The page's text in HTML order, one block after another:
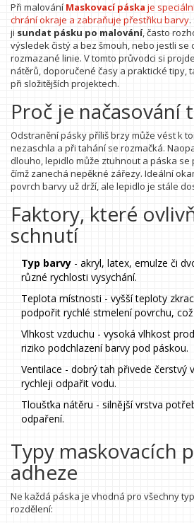
Při malování Maskovací páska je
chrání okraje a zabraňuje přestřiku barvy
ji sundat pásku po malování, často
výsledek čistý a bez šmouh, nebo jestli
rozmazané linie. V tomto průvodci si
nátěrů, doporučené časy a praktické tipy,
při složitějších projektech.
Proč je načasování
Odstranění pásky příliš brzy může vést k
nezaschla a při tahání se rozmačká.
dlouho, lepidlo může ztuhnout a páska
čímž zanechá nepěkné zářezy. Ideální
povrch barvy už drží, ale lepidlo je stále
Faktory, které
schnutí
Typ barvy - akryl, latex, emulze či
různé rychlosti vysychání.
Teplota místnosti - vyšší teploty
podpořit rychlé stmelení povrchu,
Vlhkost vzduchu - vysoká vlhkost
riziko podchlazení barvy pod páskou.
Ventilace - dobrý tah přivede čerstvý
rychleji odpařit vodu.
Tloušťka nátěru - silnější vrstva
odpaření.
Typy maskovacích
adheze
Ne každá páska je vhodná pro všechny
rozdělení: